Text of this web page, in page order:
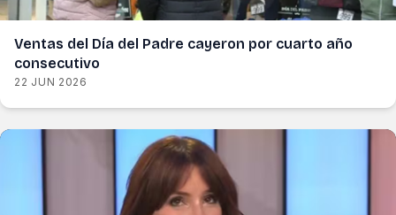
Ventas del Día del Padre cayeron por cuarto año
consecutivo
22 JUN 2026